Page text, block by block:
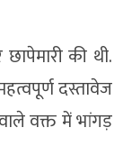
की थी.
दस्तावेज
वक्त में भांगड़